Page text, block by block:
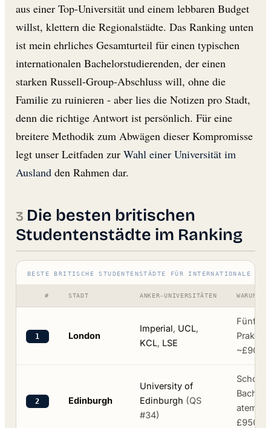
aus einer Top-Universität und einem lebbaren Budget
willst, klettern die Regionalstädte. Das Ranking unten
ist mein ehrliches Gesamturteil für einen typischen
internationalen Bachelorstudierenden, der einen
starken Russell-Group-Abschluss will, ohne die
Familie zu ruinieren - aber lies die Notizen pro Stadt,
denn die richtige Antwort ist persönlich. Für eine
breitere Methodik zum Abwägen dieser Kompromisse
legt unser Leitfaden zur Wahl einer Universität im
Ausland den Rahmen dar.
Die besten britischen
Studentenstädte im Ranking
BESTE BRITISCHE STUDENTENSTÄDTE FÜR INTERNATIONALE
# STADT ANKER-UNIVERSITÄTEN WARUM
1 London
Imperial, UCL,
KCL, LSE
Fünf
~£900
2 Edinburgh
University of
Edinburgh (QS
#34)
£950